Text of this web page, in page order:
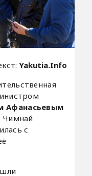
Yakutia.Info
Афанасьевым
Чимнай
с